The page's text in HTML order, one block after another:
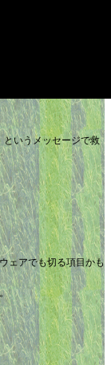
というメッセージで救
ェアでも切る項目かも